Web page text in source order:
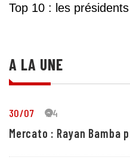
Top 10 : les
A LA UNE
30/07 24
Mercato : Rayan Bamba